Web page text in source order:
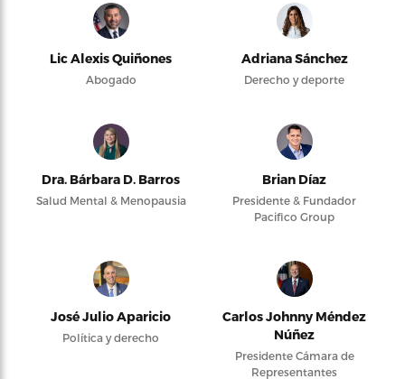
Lic Alexis Quiñones
Abogado
Adriana Sánchez
Derecho y deporte
Dra. Bárbara D. Barros
Salud Mental & Menopausia
Brian Díaz
Presidente & Fundador
Pacifico Group
José Julio Aparicio
Política y derecho
Carlos Johnny Méndez
Núñez
Presidente Cámara de
Representantes